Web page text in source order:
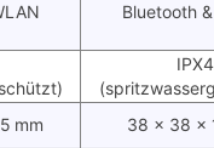
Bluetooth
IPX4
mm 38 × 38 ×